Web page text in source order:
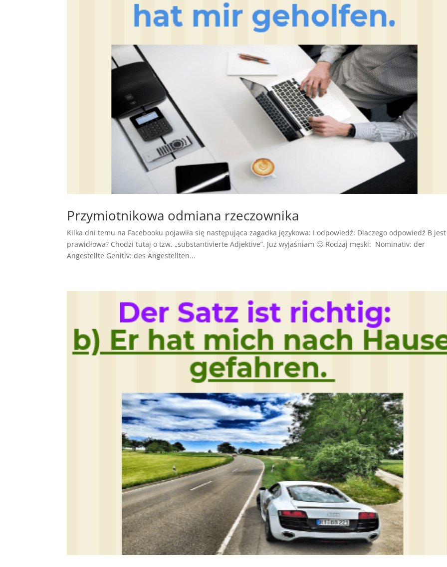
Przymiotnikowa odmiana rzeczownika
Kilka dni temu na Facebooku pojawiła się następująca zagadka językowa: I odpowiedź: Dlaczego odpowiedź B jest
prawidłowa? Chodzi tutaj o tzw. „substantivierte Adjektive”. Już wyjaśniam 🙂 Rodzaj męski: Nominativ: der
Angestellte Genitiv: des Angestellten...